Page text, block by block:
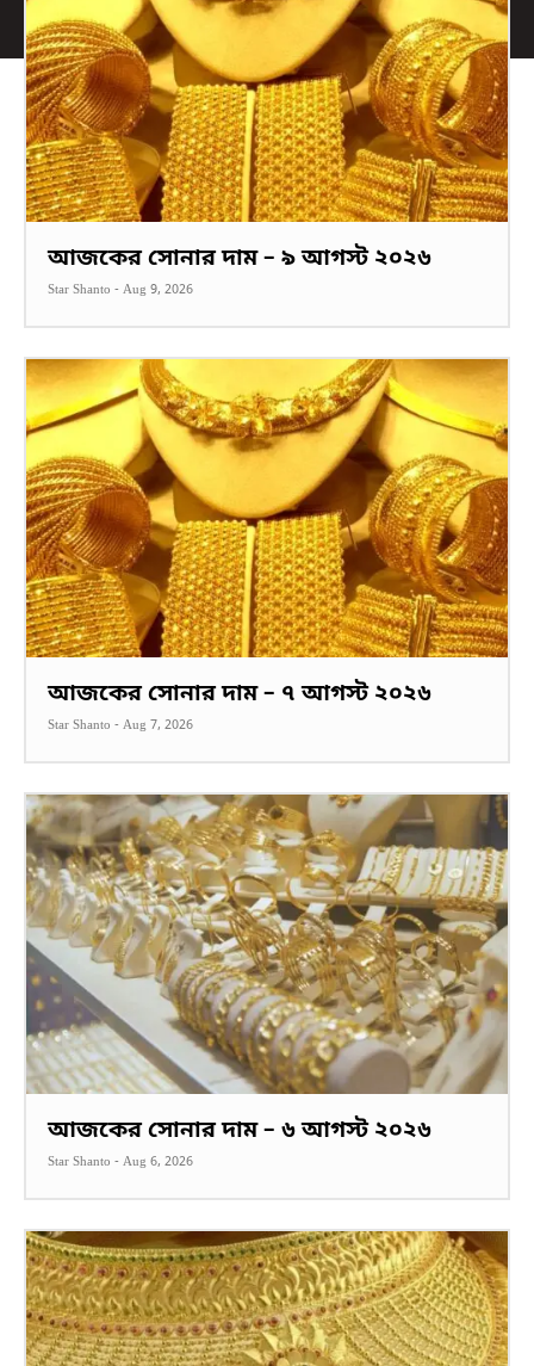
আজকের সোনার দাম – ৯ আগস্ট ২০২৬
Star Shanto - Aug 9, 2026
আজকের সোনার দাম – ৭ আগস্ট ২০২৬
Star Shanto - Aug 7, 2026
আজকের সোনার দাম – ৬ আগস্ট ২০২৬
Star Shanto - Aug 6, 2026